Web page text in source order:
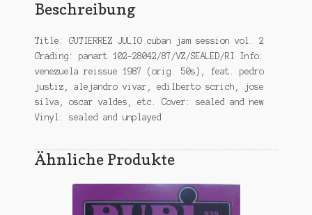
Beschreibung
Title: GUTIERREZ JULIO cuban jam session vol. 2
Grading: panart 102-28042/87/VZ/SEALED/RI Info:
venezuela reissue 1987 (orig. 50s), feat. pedro
justiz, alejandro vivar, edilberto scrich, jose
silva, oscar valdes, etc. Cover: sealed and new
Vinyl: sealed and unplayed
Ähnliche Produkte